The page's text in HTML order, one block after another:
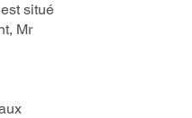
situé
Mr